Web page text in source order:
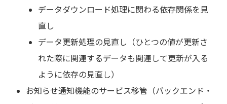
データダウンロード処理に関わる依存関係を見
直し
データ更新処理の見直し（ひとつの値が更新さ
れた際に関連するデータも関連して更新が入る
ように依存の見直し）
お知らせ通知機能のサービス移管（バックエンド・